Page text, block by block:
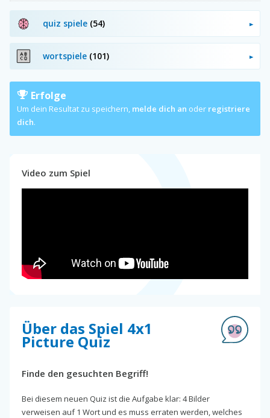
quiz spiele (54)
wortspiele (101)
Erfolge
Um dein Resultat zu speichern, melde dich an oder registriere
dich.
Video zum Spiel
Über das Spiel 4x1
Picture Quiz
Finde den gesuchten Begriff!
Bei diesem neuen Quiz ist die Aufgabe klar: 4 Bilder
verweisen auf 1 Wort und es muss erraten werden, welches